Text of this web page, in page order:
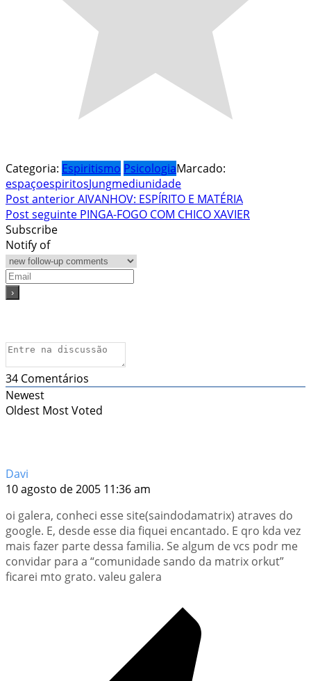
Categoria: Espiritismo PsicologiaMarcado:
espaçoespiritosJungmediunidade
Navegação
de
Post
Post anteriorAIVANHOV: ESPÍRITO E MATÉRIA
Post seguinte PINGA-FOGO COM CHICO XAVIER
Subscribe
Notify of
34 Comentários
Newest
Oldest Most Voted
Davi
10 agosto de 2005 11:36 am
oi galera, conheci esse site(saindodamatrix) atraves do
google. E, desde esse dia fiquei encantado. E qro kda vez
mais fazer parte dessa familia. Se algum de vcs podr me
convidar para a “comunidade sando da matrix orkut”
ficarei mto grato. valeu galera